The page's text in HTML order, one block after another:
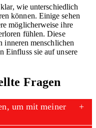
wie unterschiedlich
können. Einige sehen
möglicherweise ihre
fühlen. Diese
menschlichen
Einfluss sie auf unsere
Fragen
um mit meiner